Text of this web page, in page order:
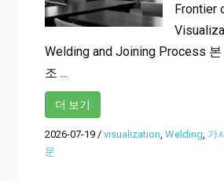
Frontier
Welding and Joining Process
조 ...
더 보기
2026-07-19/ visualization, Welding, 가
문